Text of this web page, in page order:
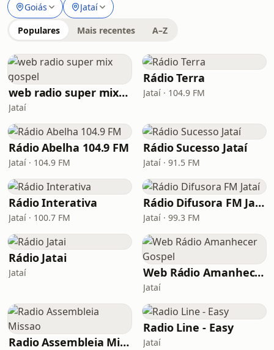
Goiás Jataí
Populares Mais recentes A–Z
web radio super mix gospel
Jataí
Rádio Terra
Jataí · 104.9 FM
Rádio Abelha 104.9 FM
Jataí · 104.9 FM
Rádio Sucesso Jataí
Jataí · 91.5 FM
Rádio Interativa
Jataí · 100.7 FM
Rádio Difusora FM Jataí
Jataí · 99.3 FM
Rádio Jatai
Jataí Web Rádio Amanhecer Gospel
Jataí
Radio Assembleia Missao
Radio Line - Easy
Jataí